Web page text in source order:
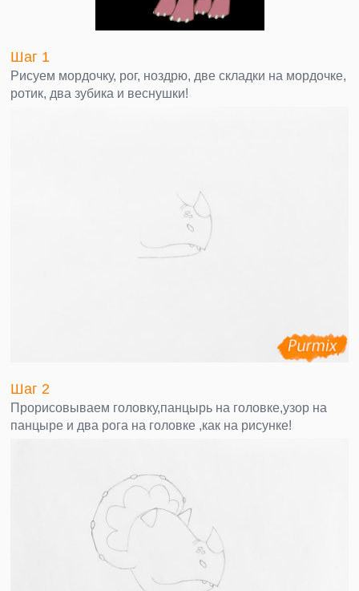
Шаг 1
Рисуем мордочку, рог, ноздрю, две складки на мордочке,
ротик, два зубика и веснушки!
Шаг 2
Прорисовываем головку,панцырь на головке,узор на
панцыре и два рога на головке ,как на рисунке!